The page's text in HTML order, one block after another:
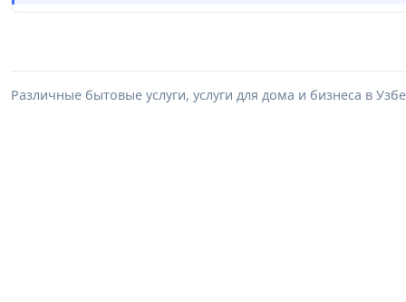
Различные бытовые услуги, услуги для дома и бизнеса в